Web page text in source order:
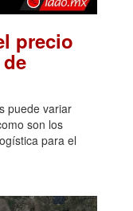
precio
puede variar
son los
para el